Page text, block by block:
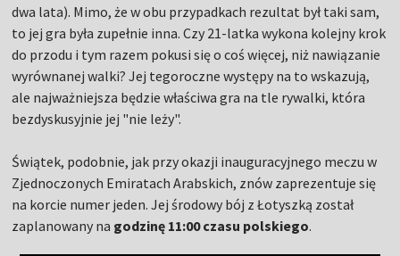
dwa lata). Mimo, że w obu przypadkach rezultat był taki sam,
to jej gra była zupełnie inna. Czy 21-latka wykona kolejny krok
do przodu i tym razem pokusi się o coś więcej, niż nawiązanie
wyrównanej walki? Jej tegoroczne występy na to wskazują,
ale najważniejsza będzie właściwa gra na tle rywalki, która
bezdyskusyjnie jej "nie leży".
Świątek, podobnie, jak przy okazji inauguracyjnego meczu w
Zjednoczonych Emiratach Arabskich, znów zaprezentuje się
na korcie numer jeden. Jej środowy bój z Łotyszką został
zaplanowany na godzinę 11:00 czasu polskiego.